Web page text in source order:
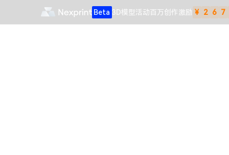
Beta 3D模型活动百万创作激励 ¥ 2 6 7